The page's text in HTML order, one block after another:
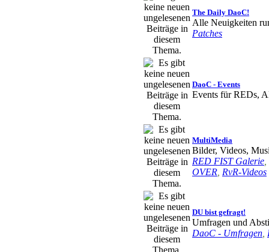
aemande«
eigentlich
echt mal
aktiv aber
Oneyll« Di
Teno
Tikno« Do
Roctin« Do
Tikno« Do
Tikno« Do
The Daily DaoC!
Alle Neuigkeiten
Patches
DaoC - Events
Events für REDs,
MultiMedia
Bilder, Videos,
RED FIST Galerie
OVER RvR-Videos
DU bist gefragt!
Umfragen und
DaoC - Umfragen